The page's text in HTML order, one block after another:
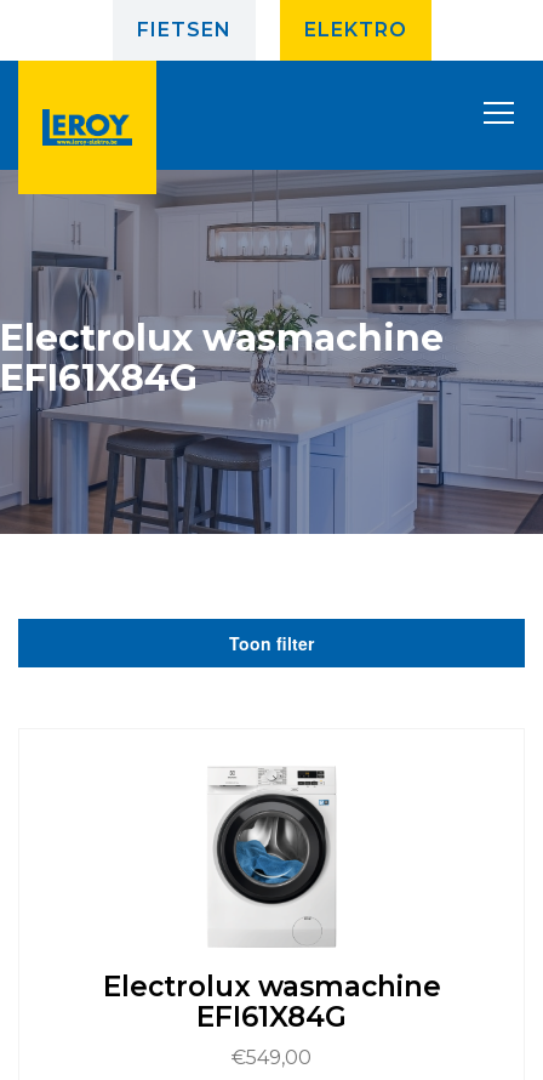
FIETSEN ELEKTRO
Electrolux wasmachine
EFI61X84G
Toon filter
Electrolux wasmachine
EFI61X84G
€549,00